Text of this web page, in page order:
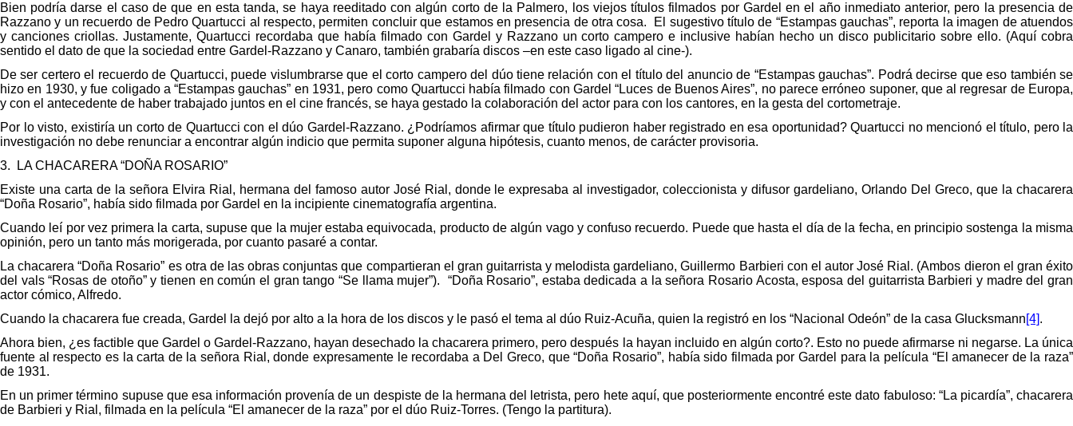
Bien podría darse el caso de que en esta tanda, se haya reeditado con algún corto de la Palmero, los viejos títulos filmados por Gardel en el año inmediato anterior, pero la presencia de
Razzano y un recuerdo de Pedro Quartucci al respecto, permiten concluir que estamos en presencia de otra cosa.
El sugestivo título de “Estampas gauchas”, reporta la imagen de atuendos
y canciones criollas. Justamente, Quartucci recordaba que había filmado con Gardel y Razzano un corto campero e inclusive habían hecho un disco publicitario sobre ello. (Aquí cobra
sentido el dato de que la sociedad entre Gardel-Razzano y Canaro, también grabaría discos –en este caso ligado al cine-).
De ser certero el recuerdo de Quartucci, puede vislumbrarse que el corto campero del dúo tiene relación con el título del anuncio de “Estampas gauchas”. Podrá decirse que eso también se
hizo en 1930, y fue coligado a “Estampas gauchas” en 1931, pero como Quartucci había filmado con Gardel “Luces de Buenos Aires”, no parece erróneo suponer, que al regresar de Europa,
y con el antecedente de haber trabajado juntos en el cine francés, se haya gestado la colaboración del actor para con los cantores, en la gesta del cortometraje.
Por lo visto, existiría un corto de Quartucci con el dúo Gardel-Razzano. ¿Podríamos afirmar que título pudieron haber registrado en esa oportunidad? Quartucci no mencionó el título, pero la
investigación no debe renunciar a encontrar algún indicio que permita suponer alguna hipótesis, cuanto menos, de carácter provisoria.
3.
LA CHACARERA “DOÑA ROSARIO”
Existe una carta de la señora Elvira Rial, hermana del famoso autor José Rial, donde le expresaba al investigador, coleccionista y difusor gardeliano, Orlando Del Greco, que la chacarera
“Doña Rosario”, había sido filmada por Gardel en la incipiente cinematografía argentina.
Cuando leí por vez primera la carta, supuse que la mujer estaba equivocada, producto de algún vago y confuso recuerdo. Puede que hasta el día de la fecha, en principio sostenga la misma
opinión, pero un tanto más morigerada, por cuanto pasaré a contar.
La chacarera “Doña Rosario” es otra de las obras conjuntas que compartieran el gran guitarrista y melodista gardeliano, Guillermo Barbieri con el autor José Rial. (Ambos dieron el gran éxito
del vals “Rosas de otoño” y tienen en común el gran tango “Se llama mujer”).
“Doña Rosario”, estaba dedicada a la señora Rosario Acosta, esposa del guitarrista Barbieri y madre del gran
actor cómico, Alfredo.
Cuando la chacarera fue creada, Gardel la dejó por alto a la hora de los discos y le pasó el tema al dúo Ruiz-Acuña, quien la registró en los “Nacional Odeón” de la casa Glucksmann[4].
Ahora bien, ¿es factible que Gardel o Gardel-Razzano, hayan desechado la chacarera primero, pero después la hayan incluido en algún corto?. Esto no puede afirmarse ni negarse. La única
fuente al respecto es la carta de la señora Rial, donde expresamente le recordaba a Del Greco, que “Doña Rosario”, había sido filmada por Gardel para la película “El amanecer de la raza”
de 1931.
En un primer término supuse que esa información provenía de un despiste de la hermana del letrista, pero hete aquí, que posteriormente encontré este dato fabuloso: “La picardía”, chacarera
de Barbieri y Rial, filmada en la película “El amanecer de la raza” por el dúo Ruiz-Torres. (Tengo la partitura).